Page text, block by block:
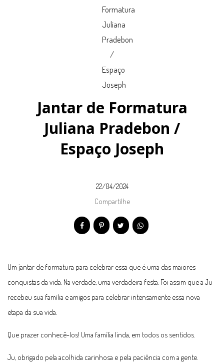
Jantar de Formatura
Juliana Pradebon /
Espaço Joseph
22/04/2024
Compartilhe
Um jantar de formatura para celebrar essa que é uma das maiores
conquistas da vida. Na verdade, uma verdadeira festa. Foi assim que a Ju
recebeu sua família e amigos para celebrar intensamente essa nova
etapa da sua vida.
Que prazer conhecê-los! Uma família linda, em todos os sentidos.
Ju, obrigado pela acolhida carinhosa e pela paciência com a gente.